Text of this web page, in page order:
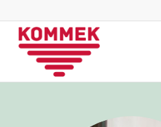
till
innehåll
till
navigering